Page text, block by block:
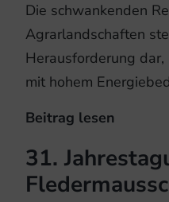
Die schwankenden
Agrarlandschaften
Herausforderung
mit hohem
Beitrag lesen
Acker
und
31.